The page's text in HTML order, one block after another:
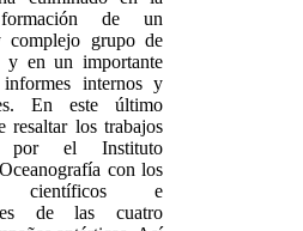
formación de un
complejo grupo de
y en un importante
internos y
En este último
resaltar los trabajos
por el Instituto
con los
científicos e
de las cuatro